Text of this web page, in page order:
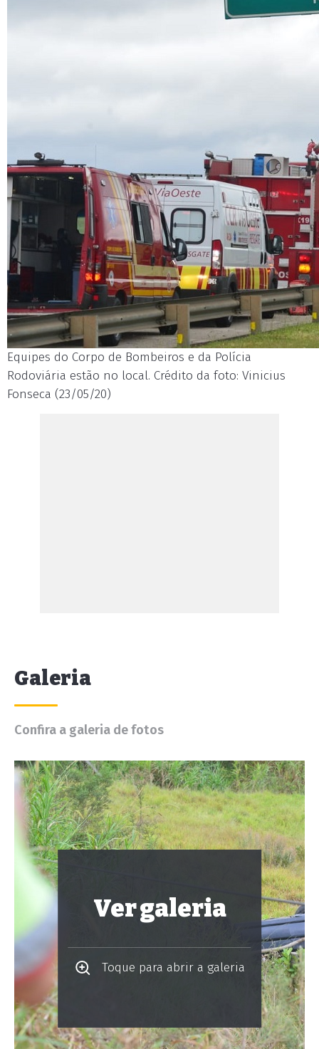
Equipes do Corpo de Bombeiros e da Polícia
Rodoviária estão no local. Crédito da foto: Vinicius
Fonseca (23/05/20)
Galeria
Confira a galeria de fotos
Ver galeria
Toque para abrir a galeria